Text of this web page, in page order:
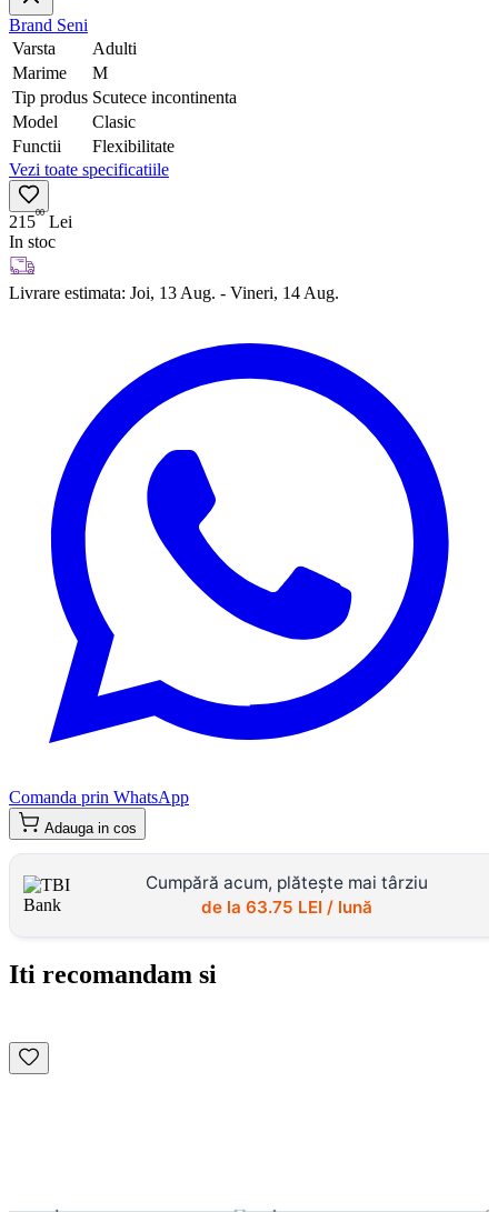
Brand Seni
Varsta
Adulti
Marime
M
Tip produs Scutece incontinenta
Model
Clasic
Functii
Flexibilitate
Vezi toate specificatiile
21500 Lei
In stoc
Livrare estimata: Joi, 13 Aug. - Vineri, 14 Aug.
Comanda prin WhatsApp
Adauga in cos
Cumpără acum, plătește mai târziu
de la 63.75 LEI / lună
Iti recomandam si